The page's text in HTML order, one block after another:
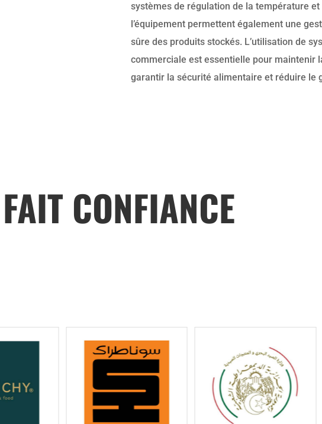
systèmes de régulation de la température
l’équipement permettent également une
sûre des produits stockés. L’utilisation de
commerciale est essentielle pour maintenir
garantir la sécurité alimentaire et réduire le
CONFIANCE